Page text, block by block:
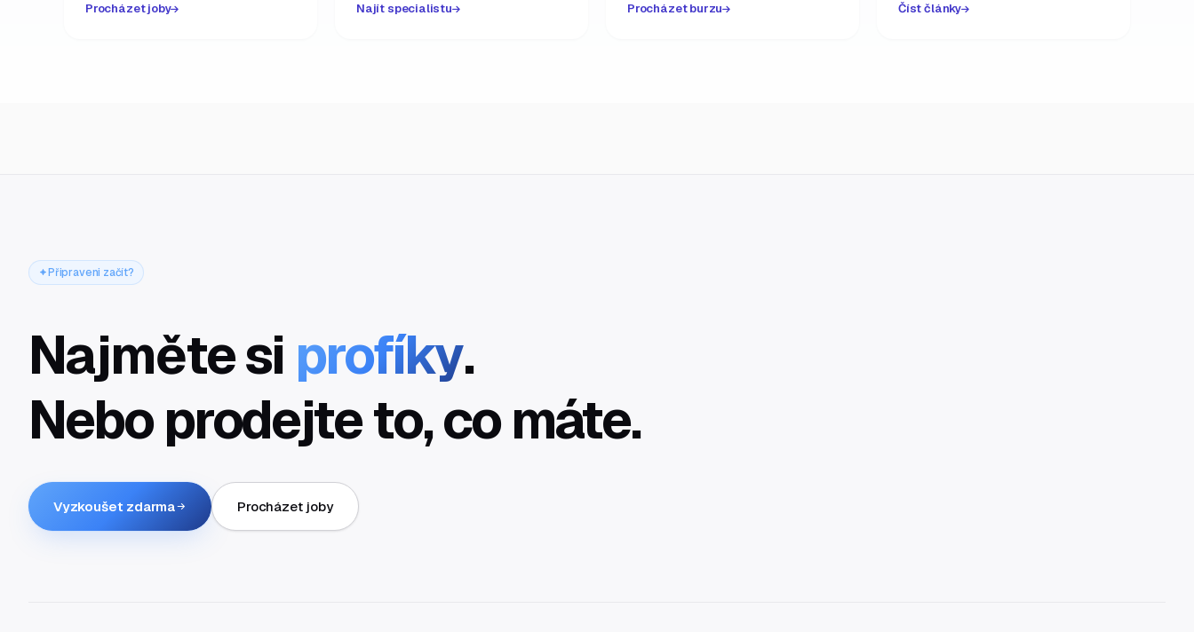
Procházet joby
Najít specialistu
Procházet burzu
Číst články
Připraveni začít?
Najměte si profíky.
Nebo prodejte to, co máte.
Vyzkoušet zdarma Procházet joby